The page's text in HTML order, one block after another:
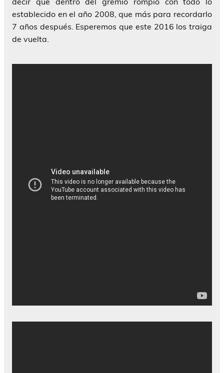
establecido en el año 2008, que más para recordarlo
7 años después. Esperemos que este 2016 los traiga
de vuelta.